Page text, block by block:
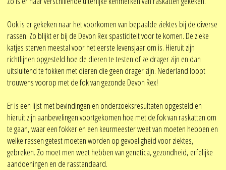
Ook is er gekeken naar het voorkomen van bepaalde ziektes bij de diverse
rassen. Zo blijkt er bij de Devon Rex spasticiteit voor te komen. De zieke
katjes sterven meestal voor het eerste levensjaar om is. Hieruit zijn
richtlijnen opgesteld hoe de dieren te testen of ze drager zijn en dan
uitsluitend te fokken met dieren die geen drager zijn. Nederland loopt
trouwens voorop met de fok van gezonde Devon Rex!
Er is een lijst met bevindingen en onderzoeksresultaten opgesteld en
hieruit zijn aanbevelingen voortgekomen hoe met de fok van raskatten om
te gaan, waar een fokker en een keurmeester weet van moeten hebben en
welke rassen getest moeten worden op gevoeligheid voor ziektes,
gebreken. Zo moet men weet hebben van genetica, gezondheid, erfelijke
aandoeningen en de rasstandaard.